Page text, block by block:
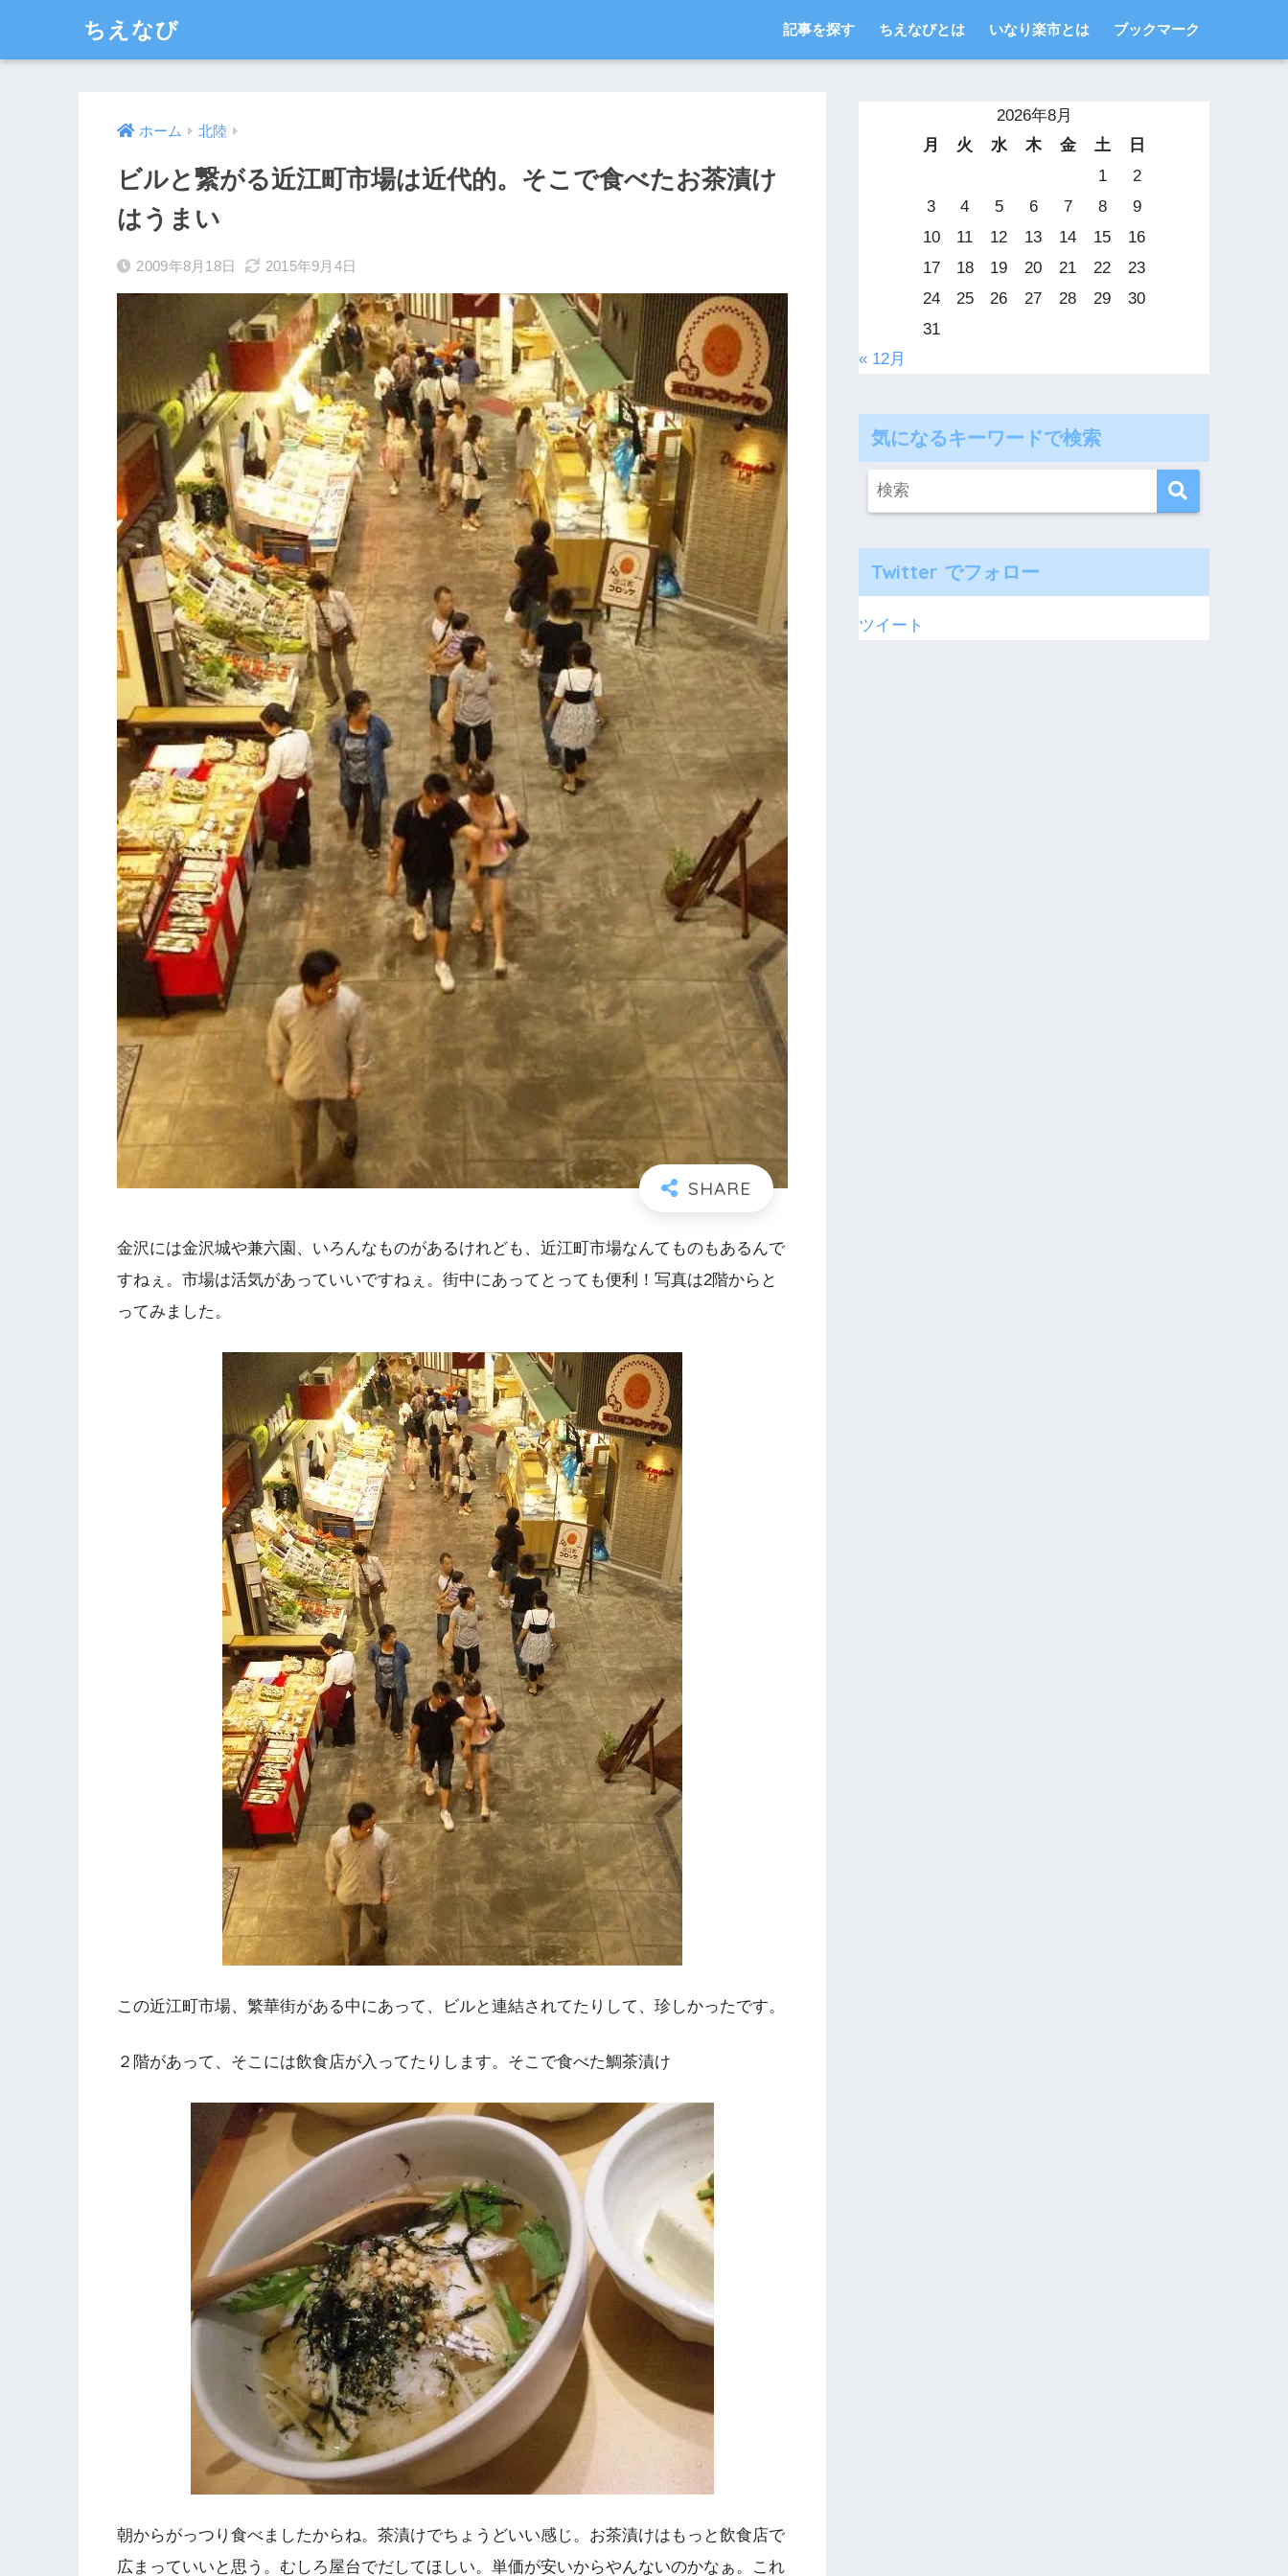
ちえなび 記事を探す ちえなびとは いなり楽市とは ブックマーク
ホーム 北陸
ビルと繋がる近江町市場は近代的。そこで食べたお茶漬け
はうまい
2009年8月18日 2015年9月4日
金沢には金沢城や兼六園、いろんなものがあるけれども、近江町市場なんてものもあるんで
すねぇ。市場は活気があっていいですねぇ。街中にあってとっても便利！写真は2階からと
ってみました。
この近江町市場、繁華街がある中にあって、ビルと連結されてたりして、 珍しかったです。
２階があって、そこには飲食店が入ってたりします。 そこで食べた鯛茶漬け
朝からがっつり食べましたからね。茶漬けでちょうどいい感じ。お茶漬けはもっと飲食店で
広まっていいと思う。むしろ屋台でだしてほしい。単価が安いからやんないのかなぁ。これ
2026年8月
月
火 水 木 金 土
日
1
2
3
4 5 6 7 8
9
10
11 12 13 14 15
16
17
18 19 20 21 22
23
24
25 26 27 28 29
30
31
« 12月
気になるキーワードで検索
Twitter でフォロー
ツイート